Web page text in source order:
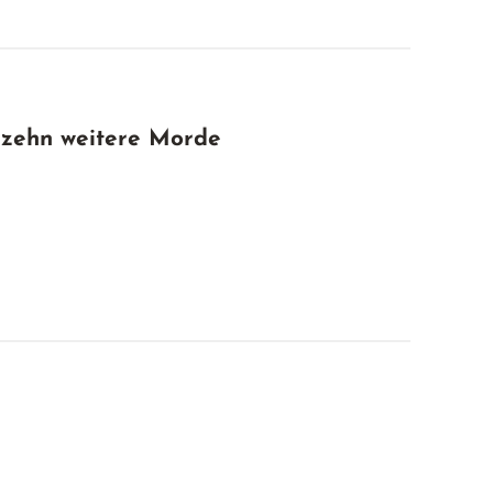
weitere Morde